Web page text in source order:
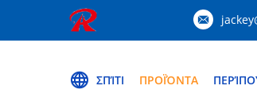
ΣΠΊΤΙ ΠΡΟΪΌΝΤΑ